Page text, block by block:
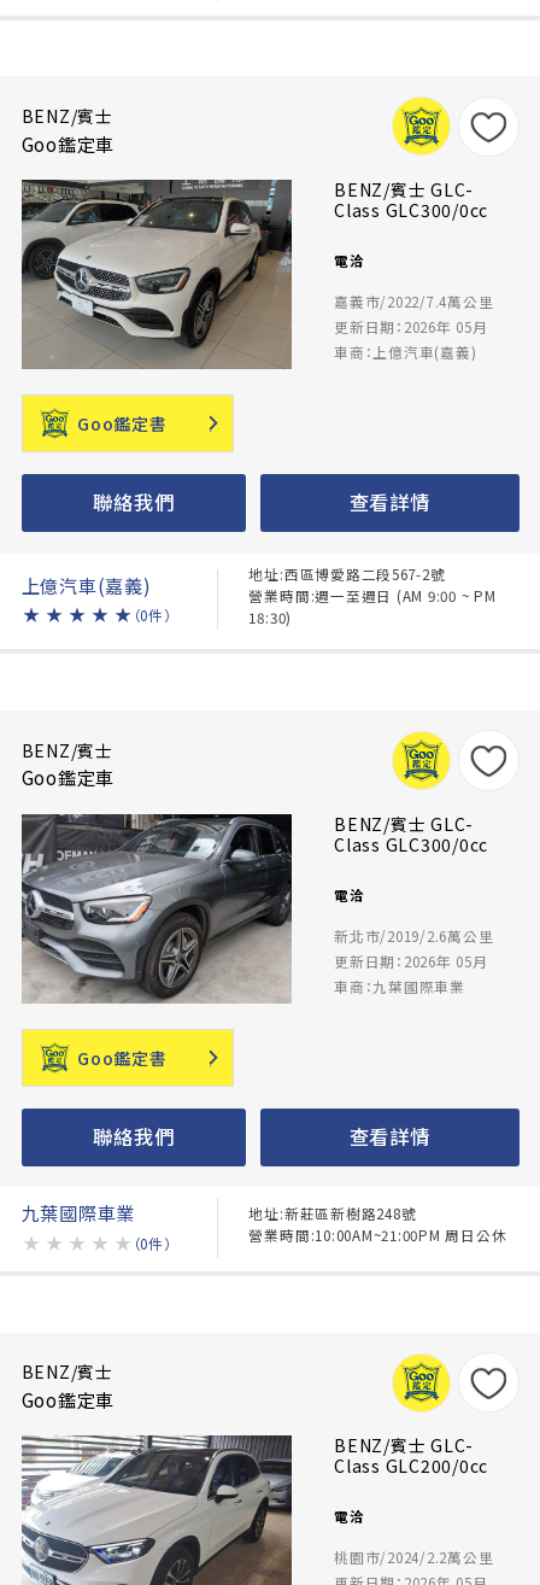
BENZ/賓士
Goo鑑定車
BENZ/賓士 GLC-
Class GLC300/0cc
電洽
嘉義市/2022/7.4萬公里
更新日期：2026年 05月
車商：上億汽車(嘉義)
Goo鑑定書
聯絡我們 查看詳情
上億汽車(嘉義)
★ ★ ★ ★ ★ （0件）
地址:西區博愛路二段567-2號
營業時間:週一至週日 (AM 9:00 ~ PM
18:30)
BENZ/賓士
Goo鑑定車
BENZ/賓士 GLC-
Class GLC300/0cc
電洽
新北市/2019/2.6萬公里
更新日期：2026年 05月
車商：九葉國際車業
Goo鑑定書
聯絡我們 查看詳情
九葉國際車業
★ ★ ★ ★ ★ （0件）
地址:新莊區新樹路248號
營業時間:10:00AM~21:00PM 周日公休
BENZ/賓士
Goo鑑定車
BENZ/賓士 GLC-
Class GLC200/0cc
電洽
桃園市/2024/2.2萬公里